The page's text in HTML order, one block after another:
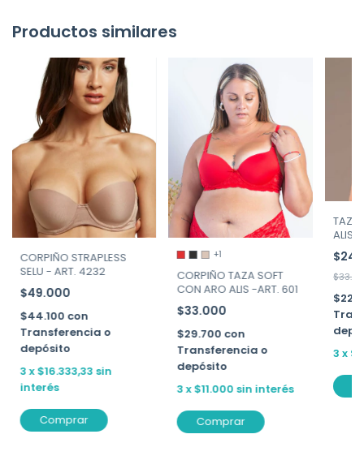
Productos similares
CORPIÑO STRAPLESS
SELU - ART. 4232
$49.000
$44.100 con
Transferencia o
depósito
3 x$16.333,33 sin
interés
Comprar
+1
CORPIÑO TAZA SOFT
CON ARO ALIS -ART. 601
$33.000
$29.700 con
Transferencia o
depósito
3x$11.000 sin interés
Comprar
TAZA
ALIS
3 x